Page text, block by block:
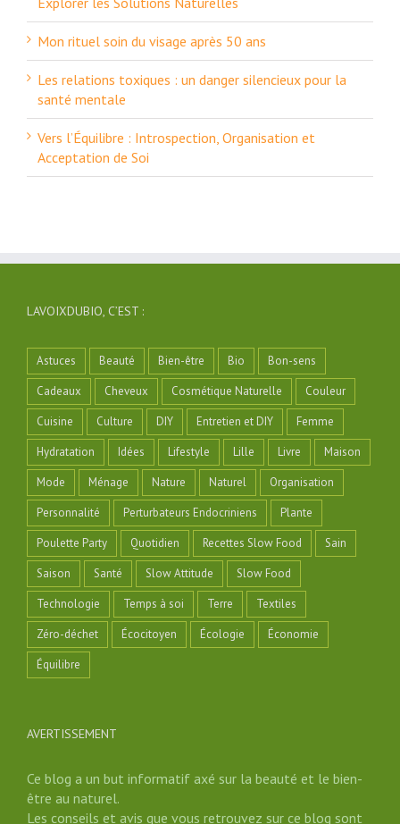
Mon rituel soin du visage après 50 ans
Les relations toxiques : un danger silencieux pour la
santé mentale
Vers l’Équilibre : Introspection, Organisation et
Acceptation de Soi
LAVOIXDUBIO, C’EST :
Astuces Beauté Bien-être Bio
Bon-sens
Cadeaux
Cheveux Cosmétique Naturelle
Couleur
Cuisine
Culture DIY Entretien et DIY
Femme
Hydratation
Idées Lifestyle Lille Livre
Maison
Mode
Ménage Nature Naturel
Organisation
Personnalité
Perturbateurs Endocriniens
Plante
Poulette Party
Quotidien Recettes Slow Food
Sain
Saison
Santé Slow Attitude
Slow Food
Technologie
Temps à soi Terre
Textiles
Zéro-déchet
Écocitoyen Écologie
Économie
Équilibre
AVERTISSEMENT
Ce blog a un but informatif axé sur la beauté et le bien-
être au naturel.
Les conseils et avis que vous retrouvez sur ce blog sont